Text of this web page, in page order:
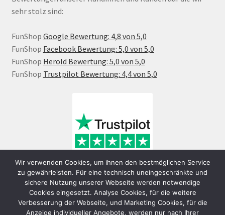
sehr stolz sind:
FunShop Google Bewertung: 4,8 von 5,0
FunShop Facebook Bewertung: 5,0 von 5,0
FunShop Herold Bewertung: 5,0 von 5,0
FunShop Trustpilot Bewertung: 4,4 von 5,0
Wir verwenden Cookies, um ihnen den bestmöglichen Service
zu gewährleisten. Für eine technisch uneingeschränkte und
sichere Nutzung unserer Webseite werden notwendige
Cookies eingesetzt. Analyse Cookies, für die weitere
Verbesserung der Webseite, und Marketing Cookies, für die
Anzeige individueller Angebote, werden nur nach Ihrer